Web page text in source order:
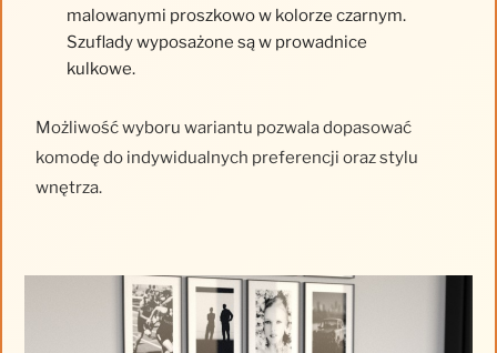
malowanymi proszkowo w kolorze czarnym.
Szuflady wyposażone są w prowadnice
kulkowe.
Możliwość wyboru wariantu pozwala dopasować
komodę do indywidualnych preferencji oraz stylu
wnętrza.